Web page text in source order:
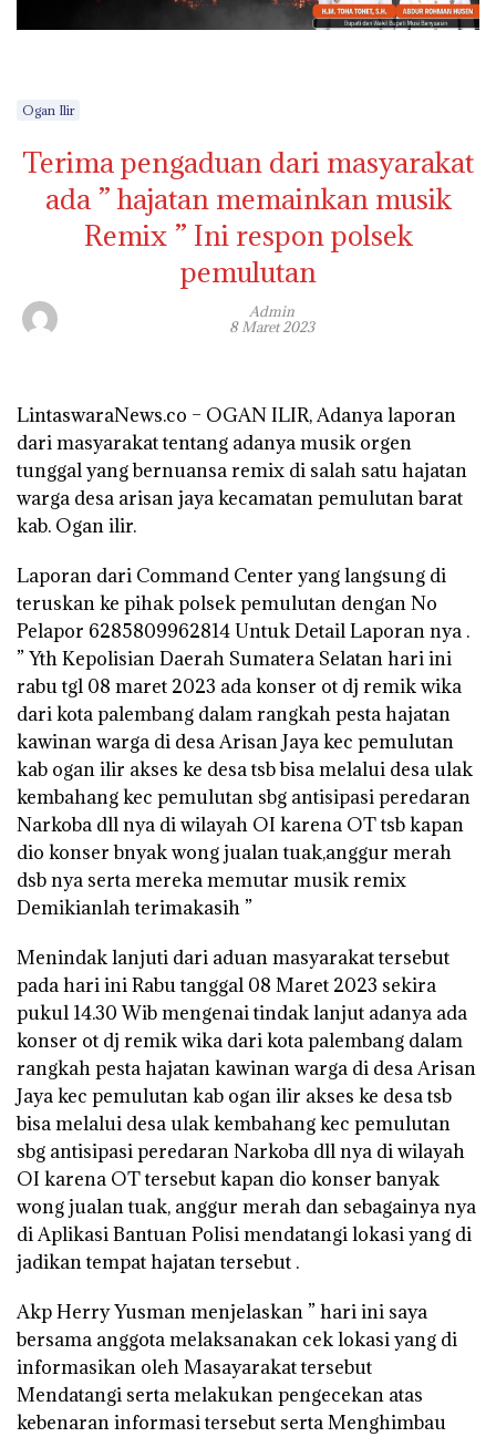
Ogan Ilir
Terima pengaduan dari masyarakat
ada ” hajatan memainkan musik
Remix ” Ini respon polsek
pemulutan
Admin
8 Maret 2023
LintaswaraNews.co – OGAN ILIR, Adanya laporan
dari masyarakat tentang adanya musik orgen
tunggal yang bernuansa remix di salah satu hajatan
warga desa arisan jaya kecamatan pemulutan barat
kab. Ogan ilir.
Laporan dari Command Center yang langsung di
teruskan ke pihak polsek pemulutan dengan No
Pelapor 6285809962814 Untuk Detail Laporan nya .
” Yth Kepolisian Daerah Sumatera Selatan hari ini
rabu tgl 08 maret 2023 ada konser ot dj remik wika
dari kota palembang dalam rangkah pesta hajatan
kawinan warga di desa Arisan Jaya kec pemulutan
kab ogan ilir akses ke desa tsb bisa melalui desa ulak
kembahang kec pemulutan sbg antisipasi peredaran
Narkoba dll nya di wilayah OI karena OT tsb kapan
dio konser bnyak wong jualan tuak,anggur merah
dsb nya serta mereka memutar musik remix
Demikianlah terimakasih ”
Menindak lanjuti dari aduan masyarakat tersebut
pada hari ini Rabu tanggal 08 Maret 2023 sekira
pukul 14.30 Wib mengenai tindak lanjut adanya ada
konser ot dj remik wika dari kota palembang dalam
rangkah pesta hajatan kawinan warga di desa Arisan
Jaya kec pemulutan kab ogan ilir akses ke desa tsb
bisa melalui desa ulak kembahang kec pemulutan
sbg antisipasi peredaran Narkoba dll nya di wilayah
OI karena OT tersebut kapan dio konser banyak
wong jualan tuak, anggur merah dan sebagainya nya
di Aplikasi Bantuan Polisi mendatangi lokasi yang di
jadikan tempat hajatan tersebut .
Akp Herry Yusman menjelaskan ” hari ini saya
bersama anggota melaksanakan cek lokasi yang di
informasikan oleh Masayarakat tersebut
Mendatangi serta melakukan pengecekan atas
kebenaran informasi tersebut serta Menghimbau